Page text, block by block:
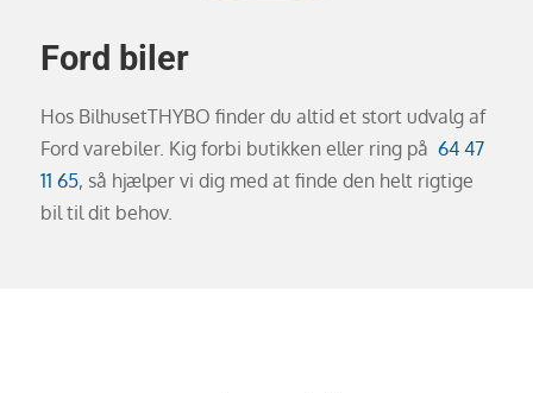
Ford biler
Hos BilhusetTHYBO finder du altid et stort udvalg af
Ford varebiler. Kig forbi butikken eller ring på 64 47
11 65, så hjælper vi dig med at finde den helt rigtige
bil til dit behov.